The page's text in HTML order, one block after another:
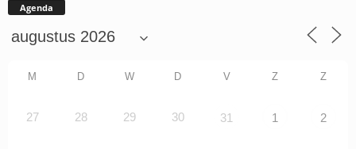
Agenda
M D W D V Z Z
27 28 29 30 31 1 2